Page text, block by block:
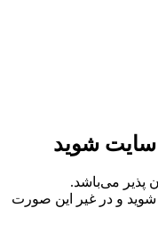
سایت شوید
پذیر می‌باشد.
و در غیر این صورت